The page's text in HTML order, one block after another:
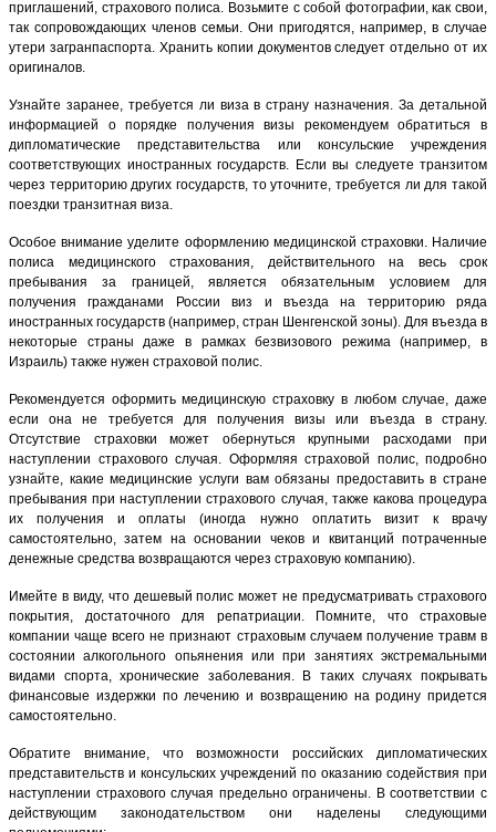
приглашений, страхового полиса. Возьмите с собой фотографии, как свои,
так сопровождающих членов семьи. Они пригодятся, например, в случае
утери загранпаспорта. Хранить копии документов следует отдельно от их
оригиналов.
Узнайте заранее, требуется ли виза в страну назначения. За детальной
информацией о порядке получения визы рекомендуем обратиться в
дипломатические представительства или консульские учреждения
соответствующих иностранных государств. Если вы следуете транзитом
через территорию других государств, то уточните, требуется ли для такой
поездки транзитная виза.
Особое внимание уделите оформлению медицинской страховки. Наличие
полиса медицинского страхования, действительного на весь срок
пребывания за границей, является обязательным условием для
получения гражданами России виз и въезда на территорию ряда
иностранных государств (например, стран Шенгенской зоны). Для въезда в
некоторые страны даже в рамках безвизового режима (например, в
Израиль) также нужен страховой полис.
Рекомендуется оформить медицинскую страховку в любом случае, даже
если она не требуется для получения визы или въезда в страну.
Отсутствие страховки может обернуться крупными расходами при
наступлении страхового случая. Оформляя страховой полис, подробно
узнайте, какие медицинские услуги вам обязаны предоставить в стране
пребывания при наступлении страхового случая, также какова процедура
их получения и оплаты (иногда нужно оплатить визит к врачу
самостоятельно, затем на основании чеков и квитанций потраченные
денежные средства возвращаются через страховую компанию).
Имейте в виду, что дешевый полис может не предусматривать страхового
покрытия, достаточного для репатриации. Помните, что страховые
компании чаще всего не признают страховым случаем получение травм в
состоянии алкогольного опьянения или при занятиях экстремальными
видами спорта, хронические заболевания. В таких случаях покрывать
финансовые издержки по лечению и возвращению на родину придется
самостоятельно.
Обратите внимание, что возможности российских дипломатических
представительств и консульских учреждений по оказанию содействия при
наступлении страхового случая предельно ограничены. В соответствии с
действующим законодательством они наделены следующими